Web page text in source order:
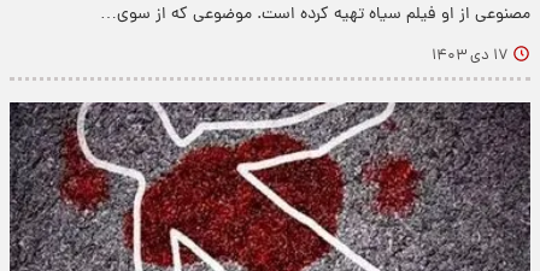
مصنوعی از او فیلم سیاه تهیه کرده است. موضوعی که از سوی…
۱۷ دی ۱۴۰۳